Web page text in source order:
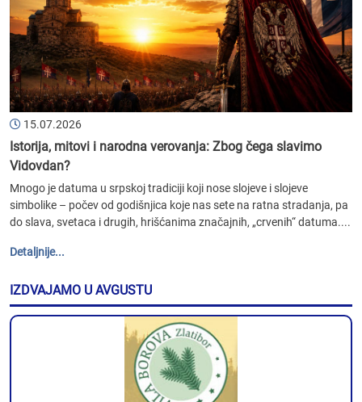
15.07.2026
Istorija, mitovi i narodna verovanja: Zbog čega slavimo
Vidovdan?
Mnogo je datuma u srpskoj tradiciji koji nose slojeve i slojeve
simbolike – počev od godišnjica koje nas sete na ratna stradanja, pa
do slava, svetaca i drugih, hrišćanima značajnih, „crvenih“ datuma....
Detaljnije...
IZDVAJAMO U AVGUSTU